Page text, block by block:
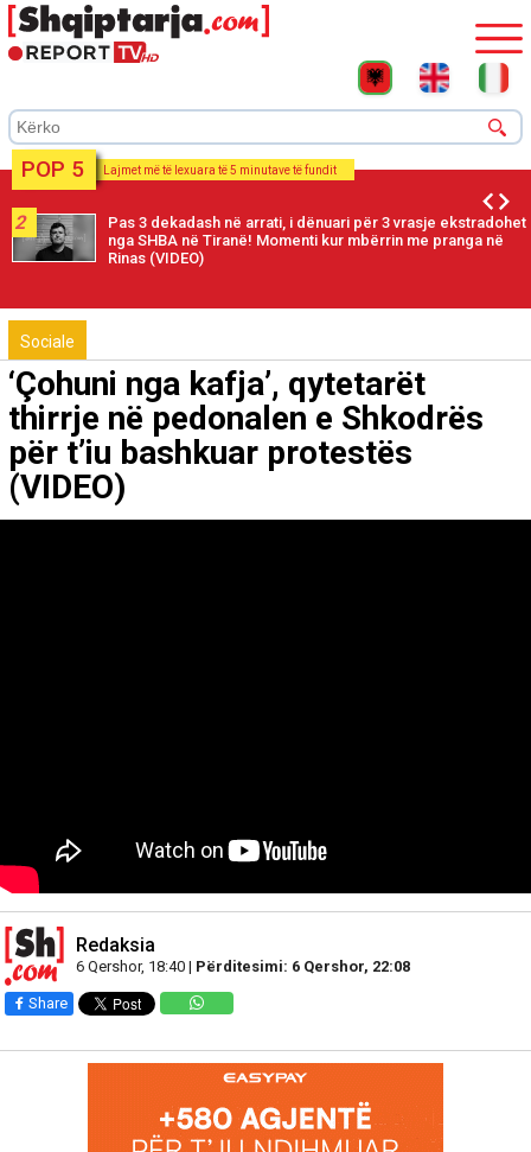
POP 5 Lajmet më të lexuara të 5 minutave të fundit
2
Pas 3 dekadash në arrati, i dënuari për 3 vrasje ekstradohet
nga SHBA në Tiranë! Momenti kur mbërrin me pranga në
Rinas (VIDEO)
Sociale
‘Çohuni nga kafja’, qytetarët
thirrje në pedonalen e Shkodrës
për t’iu bashkuar protestës
(VIDEO)
Redaksia
6 Qershor, 18:40 | Përditesimi: 6 Qershor, 22:08
Share